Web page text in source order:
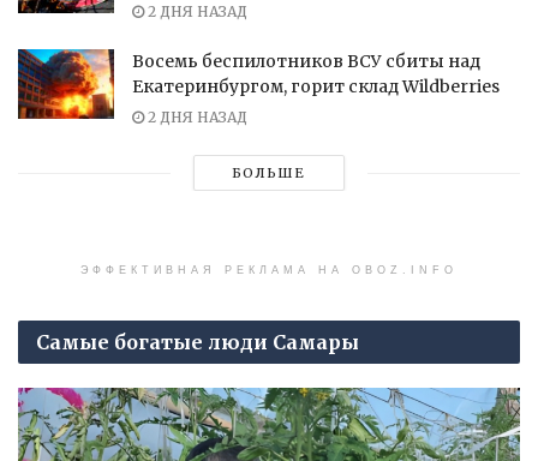
2 ДНЯ НАЗАД
Восемь беспилотников ВСУ сбиты над
Екатеринбургом, горит склад Wildberries
2 ДНЯ НАЗАД
БОЛЬШЕ
ЭФФЕКТИВНАЯ РЕКЛАМА НА OBOZ.INFO
Самые богатые люди Самары